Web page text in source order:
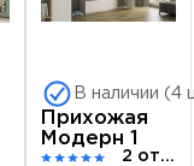
В наличии (4
Прихожая
Модерн 1
2 отзыва